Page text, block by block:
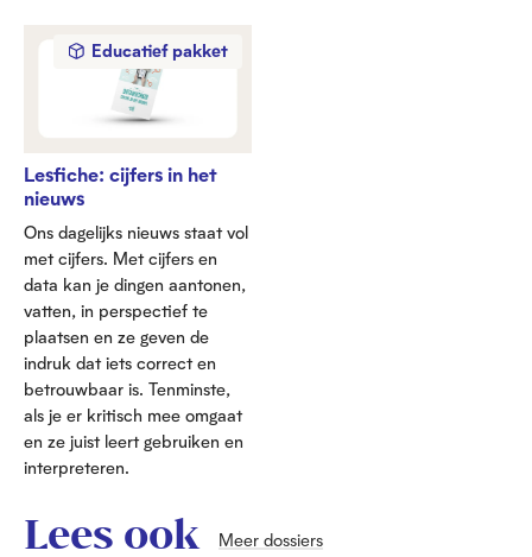
Educatief pakket
Lesfiche: cijfers in het
nieuws
Ons dagelijks nieuws staat vol
met cijfers. Met cijfers en
data kan je dingen aantonen,
vatten, in perspectief te
plaatsen en ze geven de
indruk dat iets correct en
betrouwbaar is. Tenminste,
als je er kritisch mee omgaat
en ze juist leert gebruiken en
interpreteren.
Lees ook Meer dossiers